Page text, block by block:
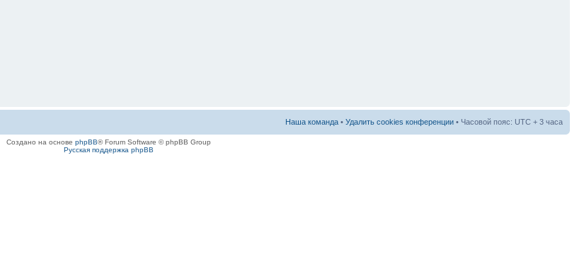
Наша команда • Удалить cookies конференции • Часовой пояс: UTC + 3 часа
Создано на основе phpBB® Forum Software © phpBB Group
Русская поддержка phpBB